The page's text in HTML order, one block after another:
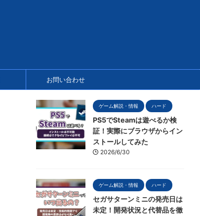
お問い合わせ
ゲーム解説・情報 ハード
PS5でSteamは遊べるか検
証！実際にブラウザからイン
ストールしてみた
2026/6/30
ゲーム解説・情報 ハード
セガサターンミニの発売日は
未定！開発状況と代替品を徹